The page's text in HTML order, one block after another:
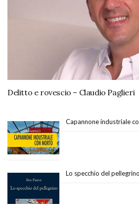
Delitto e rovescio – Claudio Paglieri
Capannone industriale
Lo specchio del